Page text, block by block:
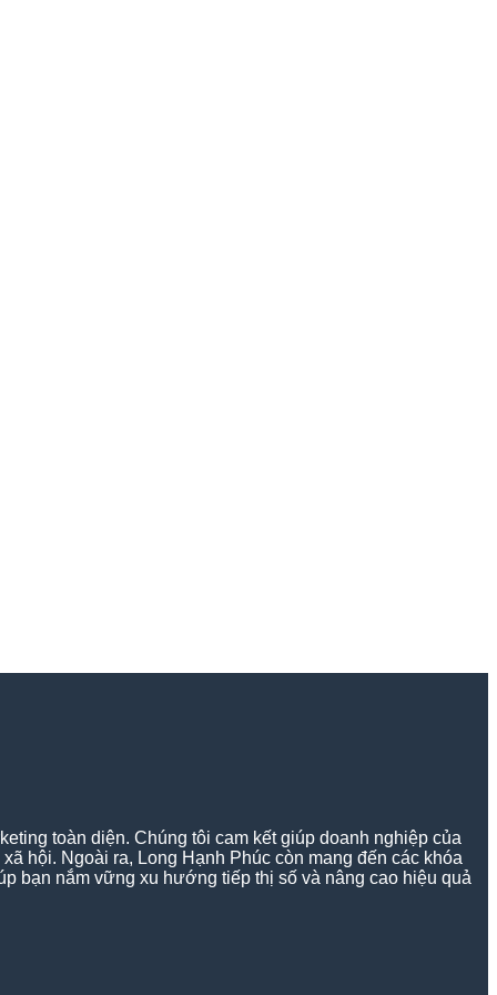
toàn diện. Chúng tôi cam kết giúp doanh nghiệp của
hội. Ngoài ra, Long Hạnh Phúc còn mang đến các khóa
bạn nắm vững xu hướng tiếp thị số và nâng cao hiệu quả